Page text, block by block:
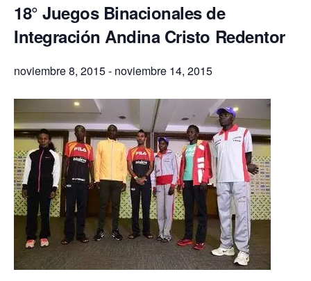
18° Juegos Binacionales de
Integración Andina Cristo Redentor
noviembre 8, 2015- noviembre 14, 2015